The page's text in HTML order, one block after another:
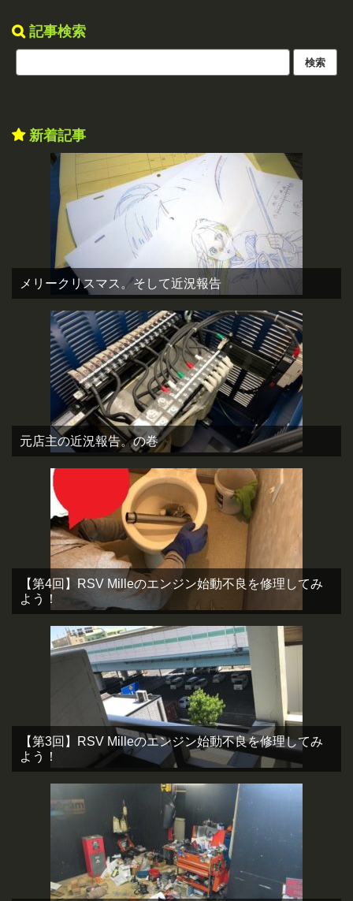
記事検索
新着記事
メリークリスマス。そして近況報告
元店主の近況報告。の巻
【第4回】RSV Milleのエンジン始動不良を修理してみ
よう！
【第3回】RSV Milleのエンジン始動不良を修理してみ
よう！